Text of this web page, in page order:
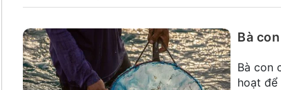
Bà
Bà con
hoạt để